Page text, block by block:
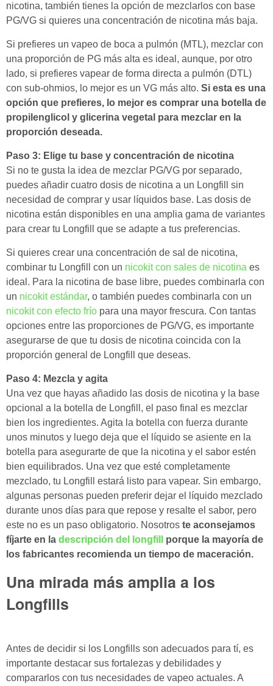
nicotina, también tienes la opción de mezclarlos con base
PG/VG si quieres una concentración de nicotina más baja.
Si prefieres un vapeo de boca a pulmón (MTL), mezclar con
una proporción de PG más alta es ideal, aunque, por otro
lado, si prefieres vapear de forma directa a pulmón (DTL)
con sub-ohmios, lo mejor es un VG más alto. Si esta es una
opción que prefieres, lo mejor es comprar una botella de
propilenglicol y glicerina vegetal para mezclar en la
proporción deseada.
Paso 3: Elige tu base y concentración de nicotina
Si no te gusta la idea de mezclar PG/VG por separado,
puedes añadir cuatro dosis de nicotina a un Longfill sin
necesidad de comprar y usar líquidos base. Las dosis de
nicotina están disponibles en una amplia gama de variantes
para crear tu Longfill que se adapte a tus preferencias.
Si quieres crear una concentración de sal de nicotina,
combinar tu Longfill con un nicokit con sales de nicotina es
ideal. Para la nicotina de base libre, puedes combinarla con
un nicokit estándar, o también puedes combinarla con un
nicokit con efecto frío para una mayor frescura. Con tantas
opciones entre las proporciones de PG/VG, es importante
asegurarse de que tu dosis de nicotina coincida con la
proporción general de Longfill que deseas.
Paso 4: Mezcla y agita
Una vez que hayas añadido las dosis de nicotina y la base
opcional a la botella de Longfill, el paso final es mezclar
bien los ingredientes. Agita la botella con fuerza durante
unos minutos y luego deja que el líquido se asiente en la
botella para asegurarte de que la nicotina y el sabor estén
bien equilibrados. Una vez que esté completamente
mezclado, tu Longfill estará listo para vapear. Sin embargo,
algunas personas pueden preferir dejar el líquido mezclado
durante unos días para que repose y resalte el sabor, pero
este no es un paso obligatorio. Nosotros te aconsejamos
fíjarte en la descripción del longfill
porque la mayoría de
los fabricantes recomienda un tiempo de maceración.
Una mirada más amplia a los
Longfills
Antes de decidir si los Longfills son adecuados para tí, es
importante destacar sus fortalezas y debilidades y
compararlos con tus necesidades de vapeo actuales. A